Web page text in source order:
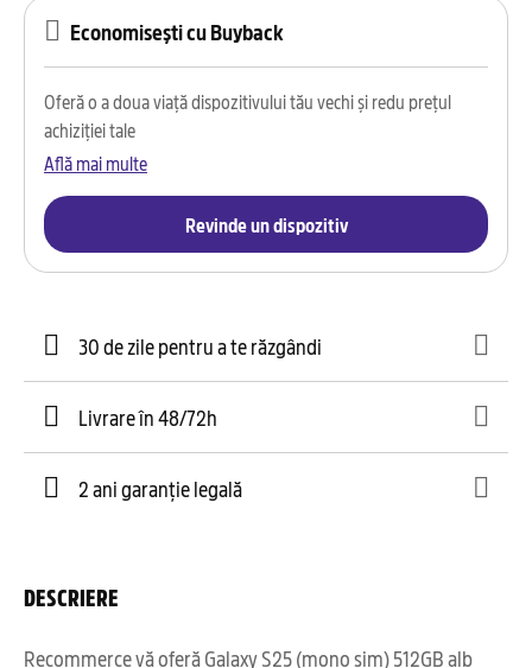
Economisești cu Buyback
Oferă o a doua viață dispozitivului tău vechi și redu prețul
achiziției tale
Află mai multe
Revinde un dispozitiv
30 de zile pentru a te răzgândi
Livrare în 48/72h
2 ani garanție legală
DESCRIERE
Recommerce vă oferă Galaxy S25 (mono sim) 512GB alb